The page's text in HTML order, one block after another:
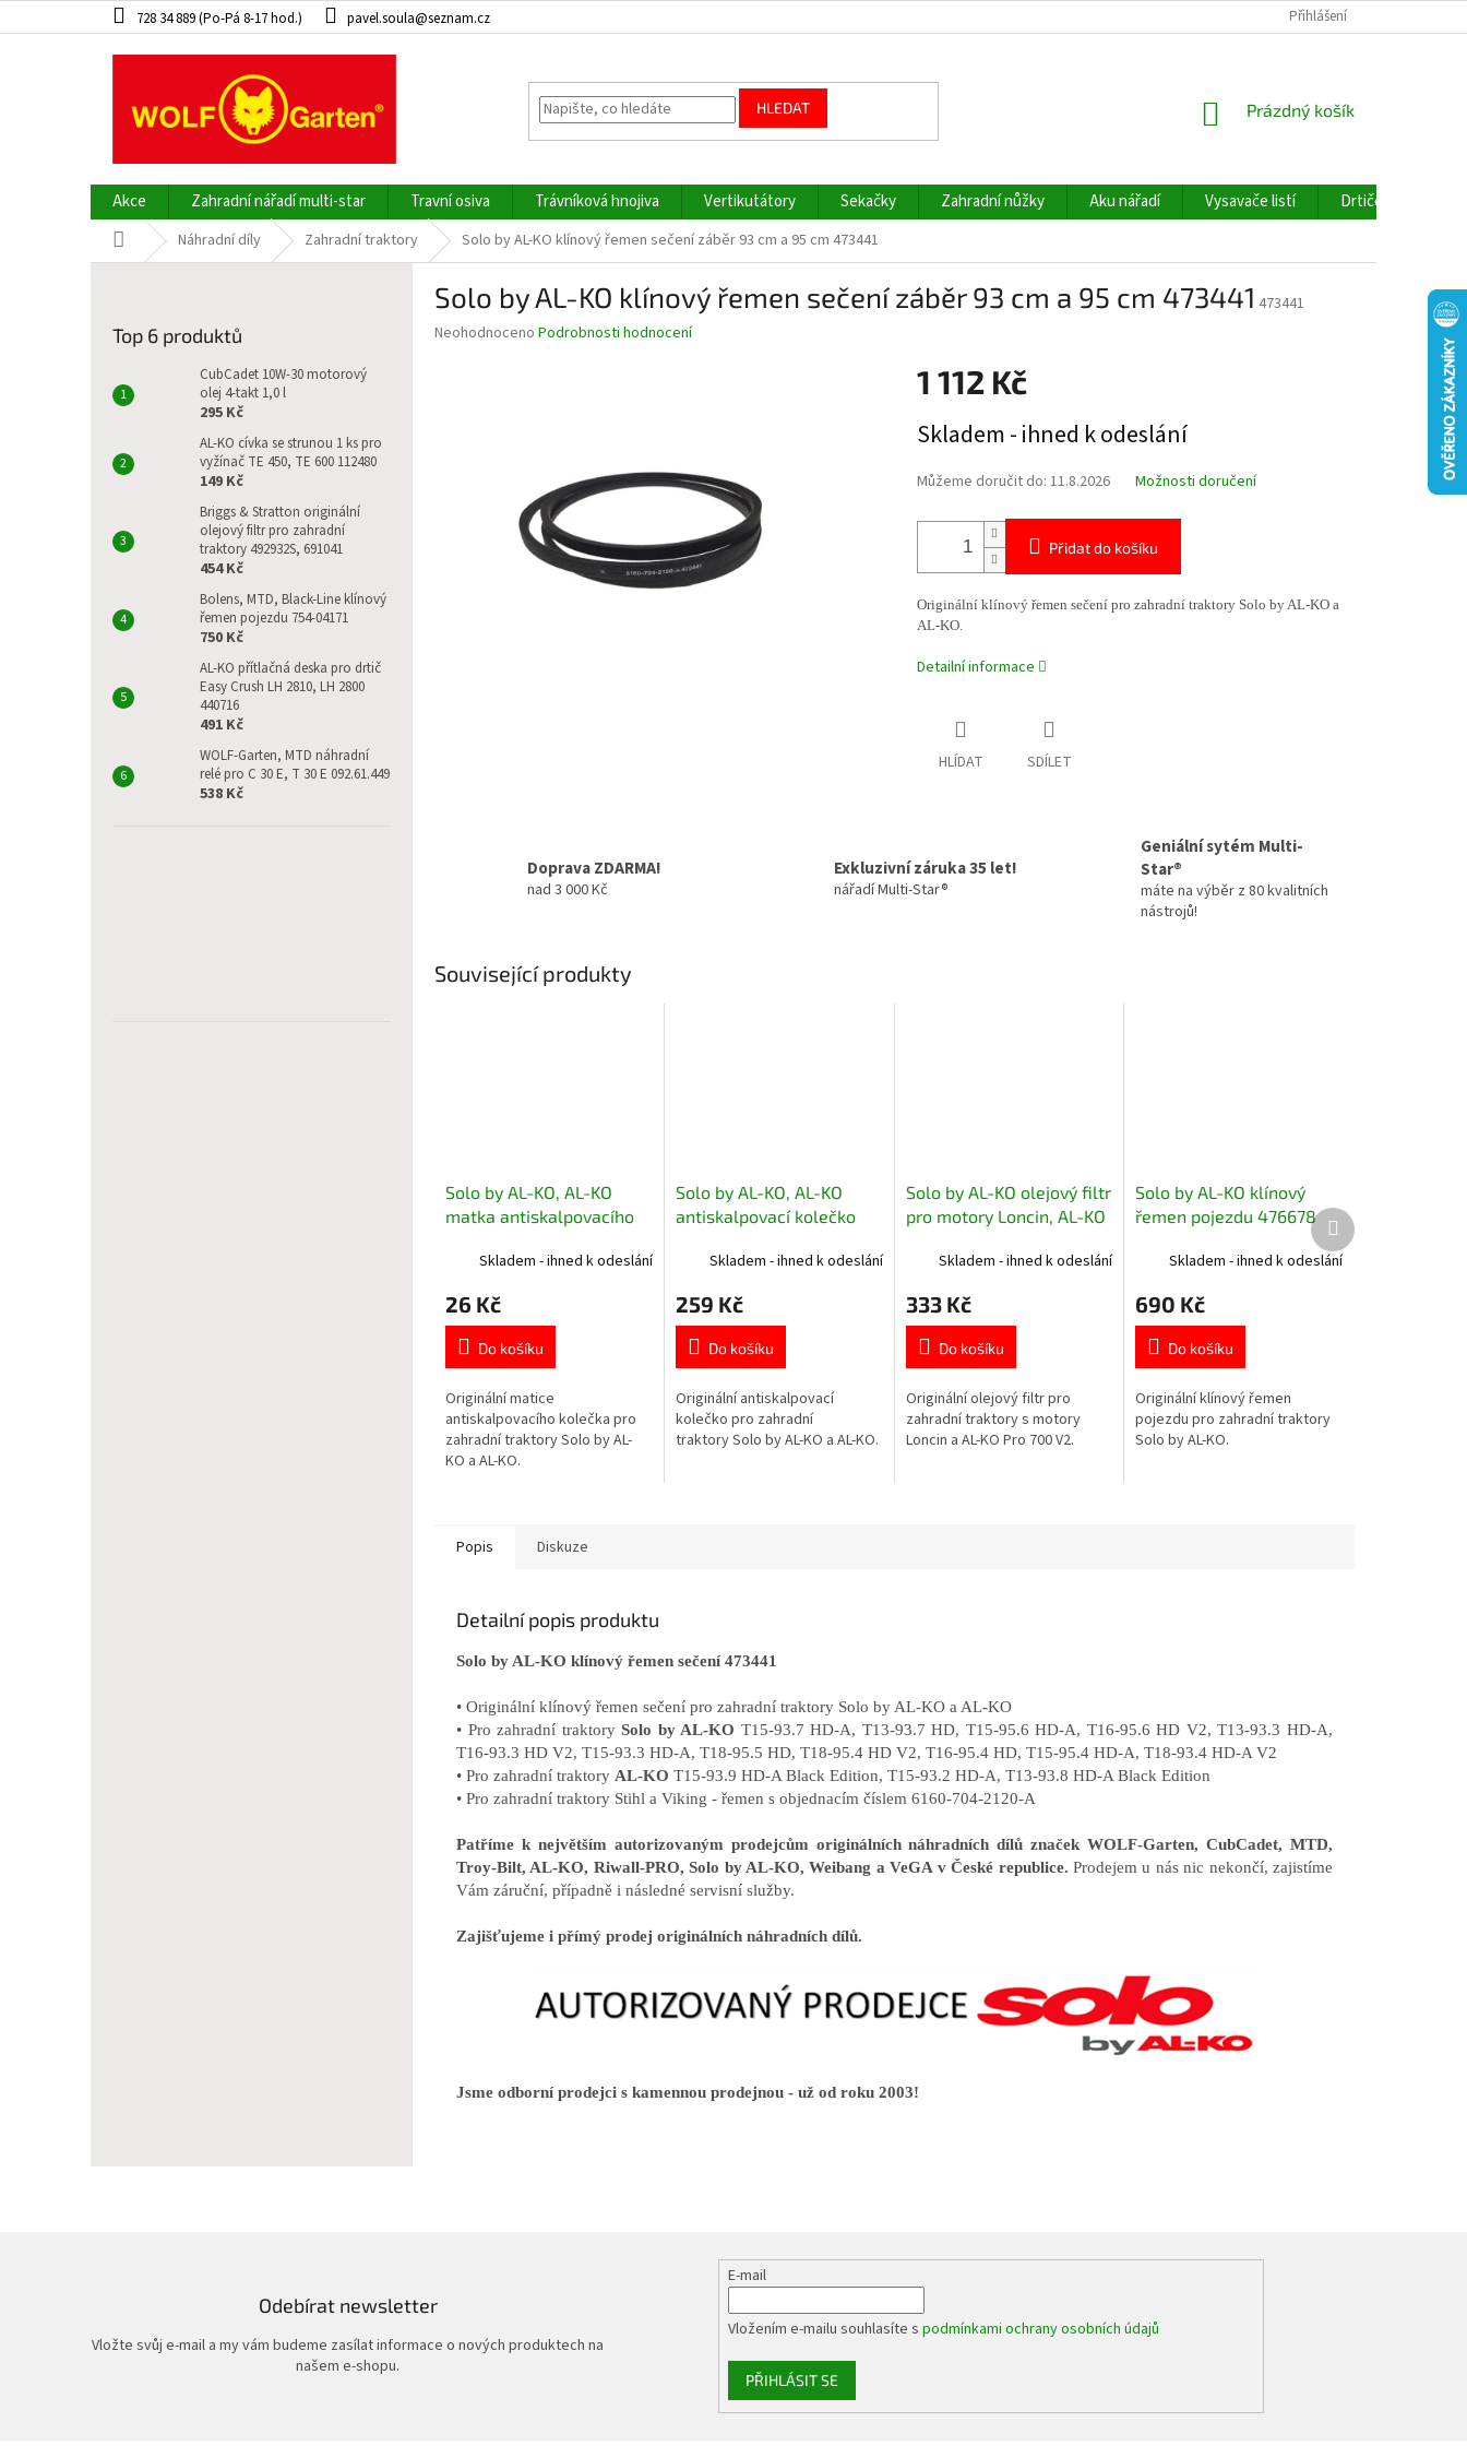
na
728 34 889 (Po-Pá 8-17 hod.) pavel.soula@seznam.cz Přihlášení
HLEDAT
NÁKUPNÍ
Prázdný košík
Akce Zahradní nářadí multi-star Travní osiva Trávníková hnojiva Vertikutátory Sekačky Zahradní nůžky Aku nářadí Vysavače listí Drtiče větví
Domů Náhradní díly Zahradní traktory Solo by AL-KO klínový řemen sečení záběr 93 cm a 95 cm 473441
Top 6 produktů
CubCadet 10W-30 motorový
olej 4-takt 1,0 l
295 Kč
AL-KO cívka se strunou 1 ks pro
vyžínač TE 450, TE 600 112480
149 Kč
Briggs & Stratton originální
olejový filtr pro zahradní
traktory 492932S, 691041
454 Kč
Bolens, MTD, Black-Line klínový
řemen pojezdu 754-04171
750 Kč
AL-KO přítlačná deska pro drtič
Easy Crush LH 2810, LH 2800
440716
491 Kč
WOLF-Garten, MTD náhradní
relé pro C 30 E, T 30 E 092.61.449
538 Kč
Solo by AL-KO klínový řemen sečení záběr 93 cm a 95 cm 473441 473441
Průměrné
Neohodnoceno Podrobnosti hodnocení
1 112 Kč
cena:
Skladem - ihned k odeslání
Můžeme doručit do: 11.8.2026 Možnosti doručení
Přidat do košíku
Originální klínový řemen sečení pro zahradní traktory Solo by AL-KO a
AL-KO.
Detailní informace
HLÍDAT SDÍLET
Doprava ZDARMA!
nad 3 000 Kč
Exkluzivní záruka 35 let!
nářadí Multi-Star®
Geniální sytém Multi-
Star®
máte na výběr z 80 kvalitních
nástrojů!
Související produkty
Solo by AL-KO, AL-KO
matka antiskalpovacího
traktory 704537
Skladem - ihned k odeslání
26 Kč
Do košíku
Originální matice
antiskalpovacího kolečka pro
zahradní traktory Solo by AL-
KO a AL-KO.
Solo by AL-KO, AL-KO
antiskalpovací kolečko
514887Skladem - ihned k odeslání
259 Kč
Do košíku
Originální antiskalpovací
kolečko pro zahradní
traktory Solo by AL-KO a AL-KO.
Solo by AL-KO olejový filtr
pro motory Loncin, AL-KO
Skladem - ihned k odeslání
333 Kč
Do košíku
Originální olejový filtr pro
zahradní traktory s motory
Loncin a AL-KO Pro 700 V2.
Solo by AL-KO klínový
řemen pojezdu 476678
Skladem - ihned k odeslání
690 Kč
Do košíku
Originální klínový řemen
pojezdu pro zahradní traktory
Solo by AL-KO.
Další
produkt
Popis Diskuze
Detailní popis produktu
Solo by AL-KO klínový řemen sečení 473441
• Originální klínový řemen sečení pro zahradní traktory Solo by AL-KO a AL-KO
• Pro zahradní traktorySolo by AL-KO T15-93.7 HD-A, T13-93.7 HD, T15-95.6 HD-A, T16-95.6 HD V2, T13-93.3 HD-A,
T16-93.3 HD V2, T15-93.3 HD-A, T18-95.5 HD, T18-95.4 HD V2, T16-95.4 HD, T15-95.4 HD-A, T18-93.4 HD-A V2
• Pro zahradní traktory AL-KO T15-93.9 HD-A Black Edition, T15-93.2 HD-A, T13-93.8 HD-A Black Edition
• Pro zahradní traktory Stihl a Viking - řemen s objednacím číslem 6160-704-2120-A
Patříme k největším autorizovaným prodejcům originálních náhradních dílů značek WOLF-Garten, CubCadet, MTD,
Troy-Bilt, AL-KO, Riwall-PRO, Solo by AL-KO, Weibang a VeGA v České republice. Prodejem u nás nic nekončí, zajistíme
Vám záruční, případně i následné servisní služby.
Zajišťujeme i přímý prodej originálních náhradních dílů.
Jsme odborní prodejci s kamennou prodejnou - už od roku 2003!
Odebírat newsletter
Vložte svůj e-mail a my vám budeme zasílat informace o nových produktech na
našem e-shopu.
E-mail
Vložením e-mailu souhlasíte spodmínkami ochrany osobních údajů
PŘIHLÁSIT SE